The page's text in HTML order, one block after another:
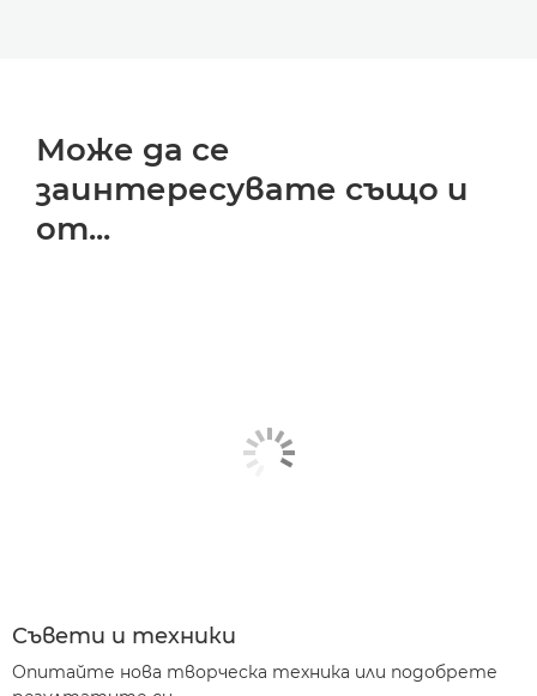
Може да се
заинтересувате също и
от...
Съвети и техники
Опитайте нова творческа техника или подобрете